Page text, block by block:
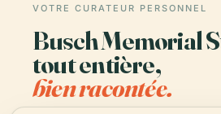
VOTRE CURATEUR PERSONNEL
Busch Memorial
tout entière,
bien racontée.